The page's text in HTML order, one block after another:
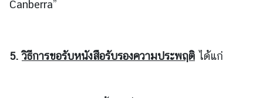
ด
ช
ก
Canberra”
5.วิธีการขอรับหนังสือรับรองความประพฤติ ได้แก่